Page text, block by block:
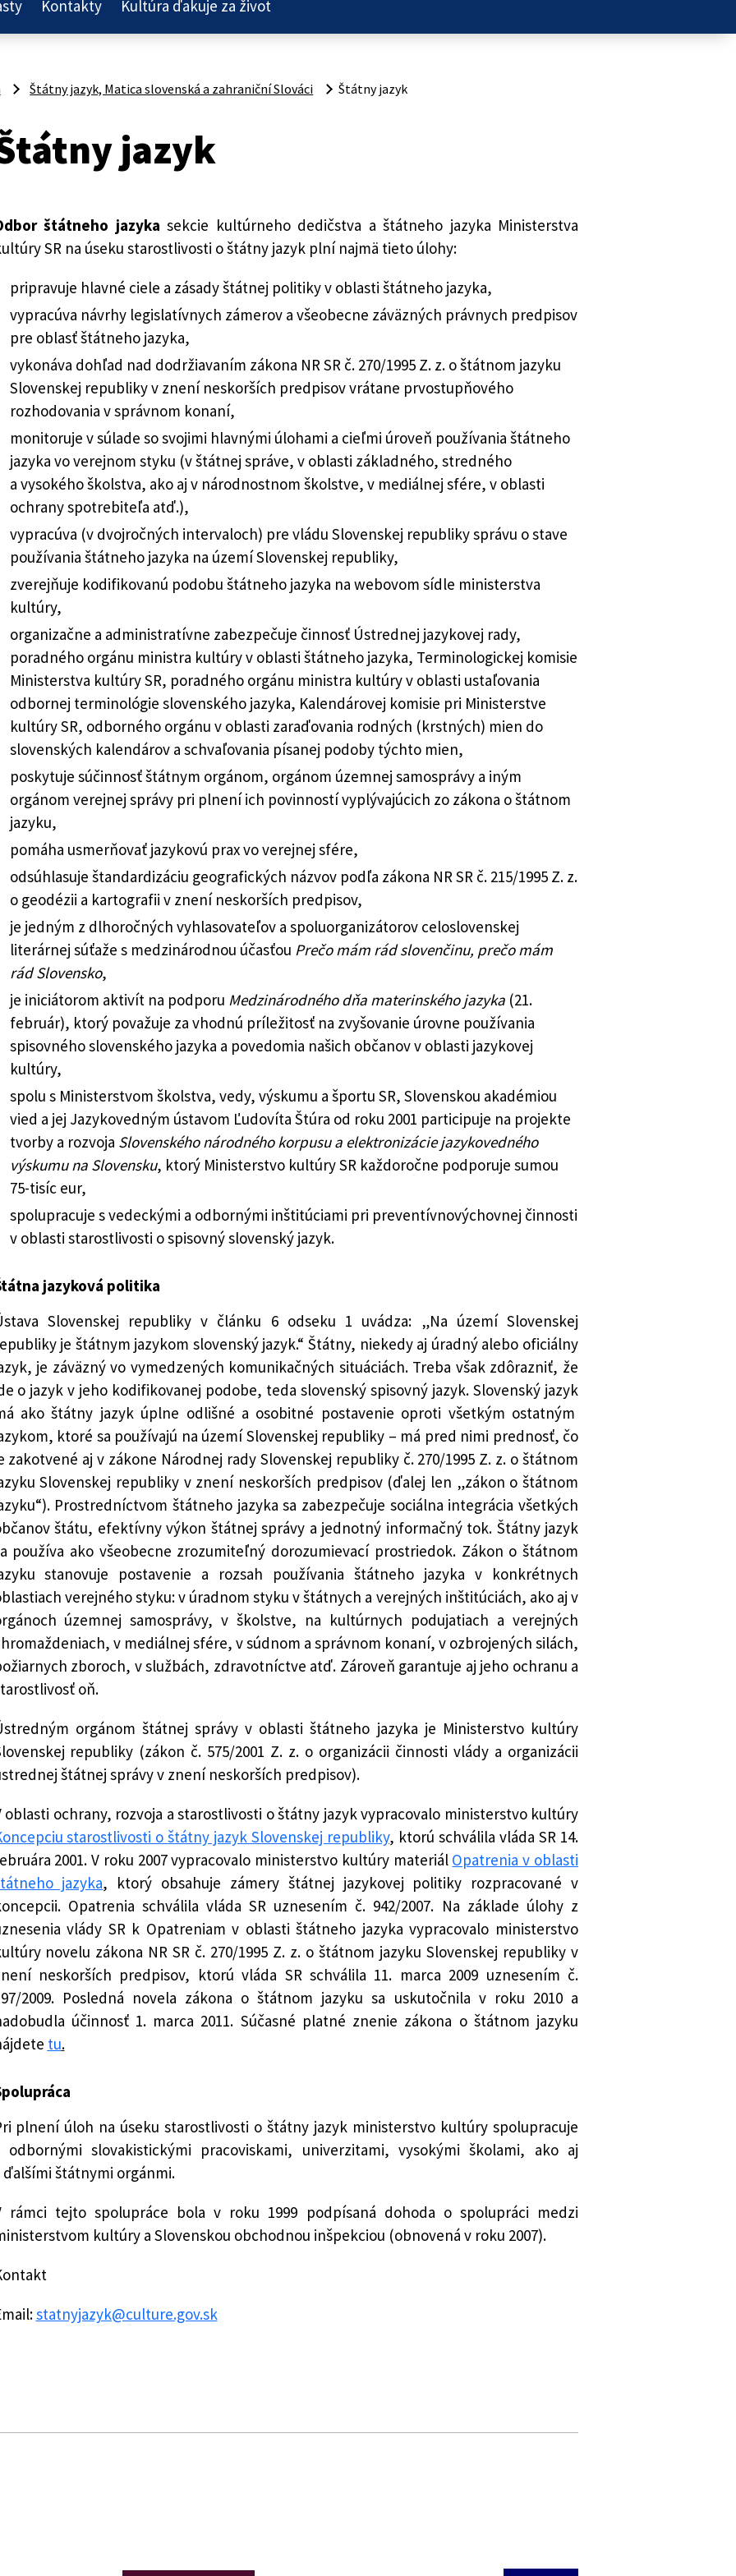
Kontakty Kultúra ďakuje za život
Štátny jazyk, Matica slovenská a zahraniční Slováci Štátny jazyk
jazyk
štátneho jazyka sekcie kultúrneho dedičstva a štátneho jazyka Ministerstva
SR na úseku starostlivosti o štátny jazyk plní najmä tieto úlohy:
pripravuje hlavné ciele a zásady štátnej politiky v oblasti štátneho jazyka,
vypracúva návrhy legislatívnych zámerov a všeobecne záväzných právnych predpisov
pre oblasť štátneho jazyka,
vykonáva dohľad nad dodržiavaním zákona NR SR č. 270/1995 Z. z. o štátnom jazyku
Slovenskej republiky v znení neskorších predpisov vrátane prvostupňového
rozhodovania v správnom konaní,
monitoruje v súlade so svojimi hlavnými úlohami a cieľmi úroveň používania štátneho
jazyka vo verejnom styku (v štátnej správe, v oblasti základného, stredného
a vysokého školstva, ako aj v národnostnom školstve, v mediálnej sfére, v oblasti
ochrany spotrebiteľa atď.),
vypracúva (v dvojročných intervaloch) pre vládu Slovenskej republiky správu o stave
používania štátneho jazyka na území Slovenskej republiky,
zverejňuje kodifikovanú podobu štátneho jazyka na webovom sídle ministerstva
kultúry,
organizačne a administratívne zabezpečuje činnosť Ústrednej jazykovej rady,
poradného orgánu ministra kultúry v oblasti štátneho jazyka, Terminologickej komisie
Ministerstva kultúry SR, poradného orgánu ministra kultúry v oblasti ustaľovania
odbornej terminológie slovenského jazyka, Kalendárovej komisie pri Ministerstve
kultúry SR, odborného orgánu v oblasti zaraďovania rodných (krstných) mien do
slovenských kalendárov a schvaľovania písanej podoby týchto mien,
poskytuje súčinnosť štátnym orgánom, orgánom územnej samosprávy a iným
orgánom verejnej správy pri plnení ich povinností vyplývajúcich zo zákona o štátnom
jazyku,
pomáha usmerňovať jazykovú prax vo verejnej sfére,
odsúhlasuje štandardizáciu geografických názvov podľa zákona NR SR č. 215/1995 Z. z.
o geodézii a kartografii v znení neskorších predpisov,
je jedným z dlhoročných vyhlasovateľov a spoluorganizátorov celoslovenskej
literárnej súťaže s medzinárodnou účasťou Prečo mám rád slovenčinu, prečo mám
rád Slovensko,
je iniciátorom aktivít na podporu Medzinárodného dňa materinského jazyka(21.
február), ktorý považuje za vhodnú príležitosť na zvyšovanie úrovne používania
spisovného slovenského jazyka a povedomia našich občanov v oblasti jazykovej
kultúry,
spolu s Ministerstvom školstva, vedy, výskumu a športu SR, Slovenskou akadémiou
vied a jej Jazykovedným ústavom Ľudovíta Štúra od roku 2001 participuje na projekte
tvorby a rozvoja Slovenského národného korpusu a elektronizácie jazykovedného
výskumu na Slovensku, ktorý Ministerstvo kultúry SR každoročne podporuje sumou
75-tisíc eur,
spolupracuje s vedeckými a odbornými inštitúciami pri preventívnovýchovnej činnosti
v oblasti starostlivosti o spisovný slovenský jazyk.
jazyková politika
Slovenskej republiky v článku 6 odseku 1 uvádza: „Na území Slovenskej
je štátnym jazykom slovenský jazyk.“ Štátny, niekedy aj úradný alebo oficiálny
je záväzný vo vymedzených komunikačných situáciách. Treba však zdôrazniť, že
o jazyk v jeho kodifikovanej podobe, teda slovenský spisovný jazyk. Slovenský jazyk
ako štátny jazyk úplne odlišné a osobitné postavenie oproti všetkým ostatným
ktoré sa používajú na území Slovenskej republiky – má pred nimi prednosť, čo
zakotvené aj v zákone Národnej rady Slovenskej republiky č. 270/1995 Z. z. o štátnom
Slovenskej republiky v znení neskorších predpisov (ďalej len „zákon o štátnom
Prostredníctvom štátneho jazyka sa zabezpečuje sociálna integrácia všetkých
štátu, efektívny výkon štátnej správy a jednotný informačný tok. Štátny jazyk
používa ako všeobecne zrozumiteľný dorozumievací prostriedok. Zákon o štátnom
stanovuje postavenie a rozsah používania štátneho jazyka v konkrétnych
verejného styku: v úradnom styku v štátnych a verejných inštitúciách, ako aj v
územnej samosprávy, v školstve, na kultúrnych podujatiach a verejných
v mediálnej sfére, v súdnom a správnom konaní, v ozbrojených silách,
zboroch, v službách, zdravotníctve atď. Zároveň garantuje aj jeho ochranu a
oň.
orgánom štátnej správy v oblasti štátneho jazyka je Ministerstvo kultúry
republiky (zákon č. 575/2001 Z. z. o organizácii činnosti vlády a organizácii
štátnej správy v znení neskorších predpisov).
oblasti ochrany, rozvoja a starostlivosti o štátny jazyk vypracovalo ministerstvo kultúry
starostlivosti o štátny jazyk Slovenskej republiky, ktorú schválila vláda SR 14.
2001. V roku 2007 vypracovalo ministerstvo kultúry materiál Opatrenia v oblasti
jazyka, ktorý obsahuje zámery štátnej jazykovej politiky rozpracované v
Opatrenia schválila vláda SR uznesením č. 942/2007. Na základe úlohy z
vlády SR k Opatreniam v oblasti štátneho jazyka vypracovalo ministerstvo
novelu zákona NR SR č. 270/1995 Z. z. o štátnom jazyku Slovenskej republiky v
neskorších predpisov, ktorú vláda SR schválila 11. marca 2009 uznesením č.
2009. Posledná novela zákona o štátnom jazyku sa uskutočnila v roku 2010 a
účinnosť 1. marca 2011. Súčasné platné znenie zákona o štátnom jazyku
tu.
plnení úloh na úseku starostlivosti o štátny jazyk ministerstvo kultúry spolupracuje
odbornými slovakistickými pracoviskami, univerzitami, vysokými školami, ako aj
ďalšími štátnymi orgánmi.
rámci tejto spolupráce bola v roku 1999 podpísaná dohoda o spolupráci medzi
kultúry a Slovenskou obchodnou inšpekciou (obnovená v roku 2007).
statnyjazyk@culture.gov.sk